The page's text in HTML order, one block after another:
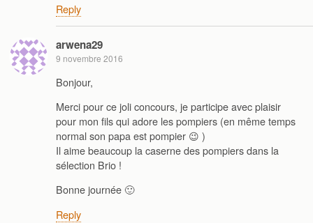
Reply
arwena29
9 novembre 2016
Bonjour,
Merci pour ce joli concours, je participe avec plaisir
pour mon fils qui adore les pompiers (en même temps
normal son papa est pompier 😉 )
Il aime beaucoup la caserne des pompiers dans la
sélection Brio !
Bonne journée 🙂
Reply